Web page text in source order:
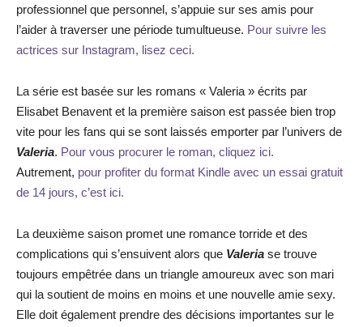
professionnel que personnel, s’appuie sur ses amis pour
l’aider à traverser une période tumultueuse. Pour suivre les
actrices sur Instagram, lisez ceci.
La série est basée sur les romans « Valeria » écrits par
Elisabet Benavent et la première saison est passée bien trop
vite pour les fans qui se sont laissés emporter par l’univers de
Valeria. Pour vous procurer le roman, cliquez ici.
Autrement, pour profiter du format Kindle avec un essai gratuit
de 14 jours, c’est ici.
La deuxième saison promet une romance torride et des
complications qui s’ensuivent alors que Valeria se trouve
toujours empêtrée dans un triangle amoureux avec son mari
qui la soutient de moins en moins et une nouvelle amie sexy.
Elle doit également prendre des décisions importantes sur le